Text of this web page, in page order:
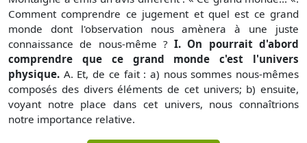
Comment comprendre ce jugement et quel est ce grand
monde dont l'observation nous amènera à une juste
connaissance de nous-même ?I. On pourrait d'abord
comprendre que ce grand monde c'est l'univers
physique. A. Et, de ce fait : a) nous sommes nous-mêmes
composés des divers éléments de cet univers; b) ensuite,
voyant notre place dans cet univers, nous connaîtrions
notre importance relative.